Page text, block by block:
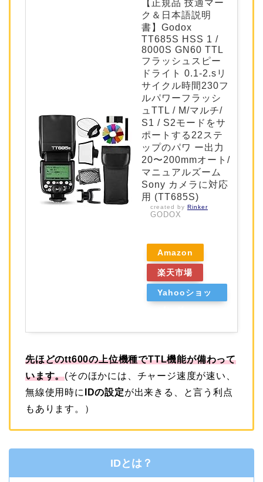
【正規品 技適マー
ク＆日本語説明
書】Godox
TT685S HSS 1 /
8000S GN60 TTL
フラッシュスピー
ドライト 0.1-2.sリ
サイクル時間230フ
ルパワーフラッシ
ュTTL / M/マルチ/
S1 / S2モードをサ
ポートする22ステ
ップのパワ ー出力
20〜200mmオート/
マニュアルズーム
Sony カメラに対応
用 (TT685S)
created by Rinker
GODOX
Amazon
楽天市場
Yahooショッ
先ほどのtt600の上位機種でTTL機能が備わって
います。(そのほかには、チャージ速度が速い、
無線使用時に
IDの設定が出来きる、と言う利点
もあります。）
IDとは？